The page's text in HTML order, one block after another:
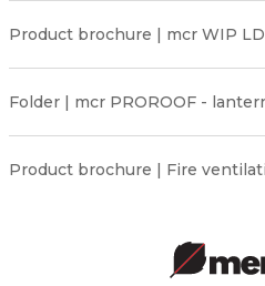
Product brochure | mcr WIP LD
Folder | mcr PROROOF -
Product brochure | Fire